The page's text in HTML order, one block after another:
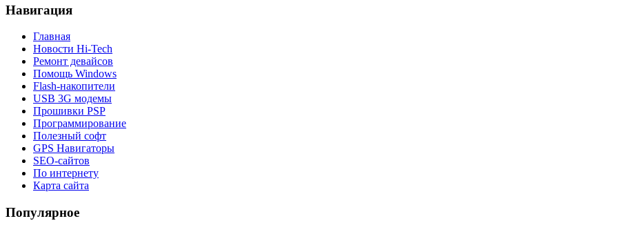
Навигация
Главная
Новости Hi-Tech
Ремонт девайсов
Помощь Windows
Flash-накопители
USB 3G модемы
Прошивки PSP
Программирование
Полезный софт
GPS Навигаторы
SEO-сайтов
По интернету
Карта сайта
Популярное